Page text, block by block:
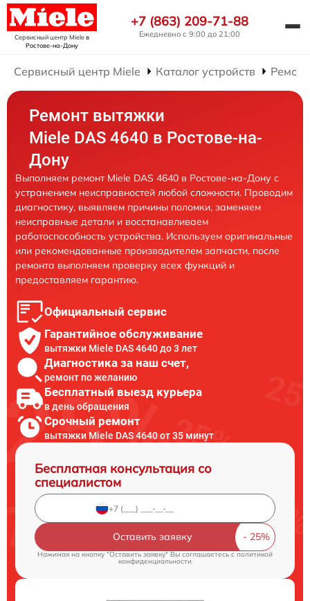
Сервисный центр Mieleв
Ростове-на-Дону
+7 (863) 209-71-88
Ежедневно с 9:00 до 21:00
Сервисный центр Miele Каталог устройств
Ремонт вытяжки
Miele DAS 4640 в Ростове-на-
Дону
Выполняем ремонт Miele DAS 4640 в Ростове-на-Дону с
устранением неисправностей любой сложности. Проводим
диагностику, выявляем причины поломки, заменяем
неисправные детали и восстанавливаем
работоспособность устройства. Используем оригинальные
или рекомендованные производителем запчасти, после
ремонта выполняем проверку всех функций и
предоставляем гарантию.
Официальный сервис
Гарантийное обслуживание
вытяжки Miele DAS 4640 до 3 лет
Диагностика за наш счет,
ремонт по желанию
Бесплатный выезд курьера
в день обращения
Срочный ремонт
вытяжки Miele DAS 4640 от 35 минут
Бесплатная консультация со
специалистом
Оставить заявку
Нажимая на кнопку "Оставить заявку" Вы соглашаетесь cполитикой
конфиденциальности